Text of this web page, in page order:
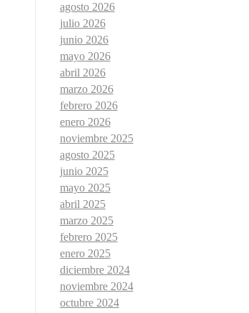
agosto 2026
julio 2026
junio 2026
mayo 2026
abril 2026
marzo 2026
febrero 2026
enero 2026
noviembre 2025
agosto 2025
junio 2025
mayo 2025
abril 2025
marzo 2025
febrero 2025
enero 2025
diciembre 2024
noviembre 2024
octubre 2024